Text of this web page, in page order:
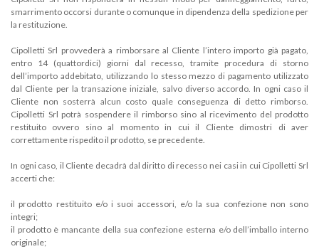
smarrimento occorsi durante o comunque in dipendenza della spedizione per
la restituzione.
Cipolletti Srl provvederà a rimborsare al Cliente l’intero importo già pagato,
entro 14 (quattordici) giorni dal recesso, tramite procedura di storno
dell’importo addebitato, utilizzando lo stesso mezzo di pagamento utilizzato
dal Cliente per la transazione iniziale, salvo diverso accordo. In ogni caso il
Cliente non sosterrà alcun costo quale conseguenza di detto rimborso.
Cipolletti Srl potrà sospendere il rimborso sino al ricevimento del prodotto
restituito ovvero sino al momento in cui il Cliente dimostri di aver
correttamente rispedito il prodotto, se precedente.
In ogni caso, il Cliente decadrà dal diritto di recesso nei casi in cui Cipolletti Srl
accerti che:
il prodotto restituito e/o i suoi accessori, e/o la sua confezione non sono
integri;
il prodotto è mancante della sua confezione esterna e/o dell’imballo interno
originale;